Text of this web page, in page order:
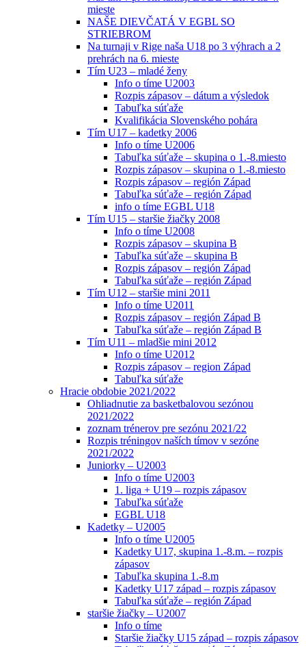
mieste
NAŠE DIEVČATÁ V EGBL SO
STRIEBROM
Na turnaji v Rige naša U18 po 3 výhrach a 2
prehrách na 6. mieste
Tím U23 – mladé ženy
Info o tíme U2003
Rozpis zápasov – dátum a výsledok
Tabuľka súťaže
Kvalifikácia Slovenského pohára
Tím U17 – kadetky 2006
Info o tíme U2006
Tabuľka súťaže – skupina o 1.-8.miesto
Rozpis zápasov – skupina o 1.-8.miesto
Rozpis zápasov – región Západ
Tabuľka súťaže – región Západ
info o tíme EGBL U18
Tím U15 – staršie žiačky 2008
Info o tíme U2008
Rozpis zápasov – skupina B
Tabuľka súťaže – skupina B
Rozpis zápasov – región Západ
Tabuľka súťaže – región Západ
Tím U12 – staršie mini 2011
Info o tíme U2011
Rozpis zápasov – región Západ B
Tabuľka súťaže – región Západ B
Tím U11 – mladšie mini 2012
Info o tíme U2012
Rozpis zápasov – region Západ
Tabuľka súťaže
Hracie obdobie 2021/2022
Ohliadnutie za basketbalovou sezónou
2021/2022
zoznam trénerov pre sezónu 2021/22
Rozpis tréningov naších tímov v sezóne
2021/2022
Juniorky – U2003
Info o tíme U2003
1. liga + U19 – rozpis zápasov
Tabuľka súťaže
EGBL U18
Kadetky – U2005
Info o tíme U2005
Kadetky U17, skupina 1.-8.m. – rozpis
zápasov
Tabuľka skupina 1.-8.m
Kadetky U17 západ – rozpis zápasov
Tabuľka súťaže – región Západ
staršie žiačky – U2007
Info o tíme
Staršie žiačky U15 západ – rozpis zápasov